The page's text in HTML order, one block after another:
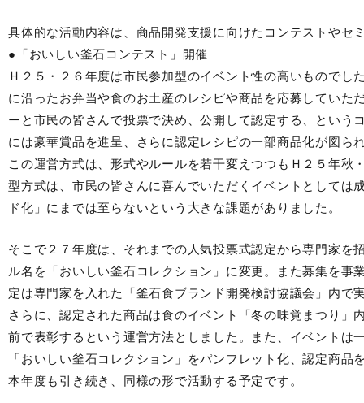
具体的な活動内容は、商品開発支援に向けたコンテストや
●「おいしい釜石コンテスト」開催
Ｈ２５・２６年度は市民参加型のイベント性の高いもので
に沿ったお弁当や食のお土産のレシピや商品を応募してい
ーと市民の皆さんで投票で決め、公開して認定する、とい
には豪華賞品を進呈、さらに認定レシピの一部商品化が図ら
この運営方式は、形式やルールを若干変えつつもＨ２５年
型方式は、市民の皆さんに喜んでいただくイベントとして
ド化」にまでは至らないという大きな課題がありました。
そこで２７年度は、それまでの人気投票式認定から専門家
ル名を「おいしい釜石コレクション」に変更。また募集を
定は専門家を入れた「釜石食ブランド開発検討協議会」内で
さらに、認定された商品は食のイベント「冬の味覚まつり
前で表彰するという運営方法としました。また、イベント
「おいしい釜石コレクション」をパンフレット化、認定商
本年度も引き続き、同様の形で活動する予定です。